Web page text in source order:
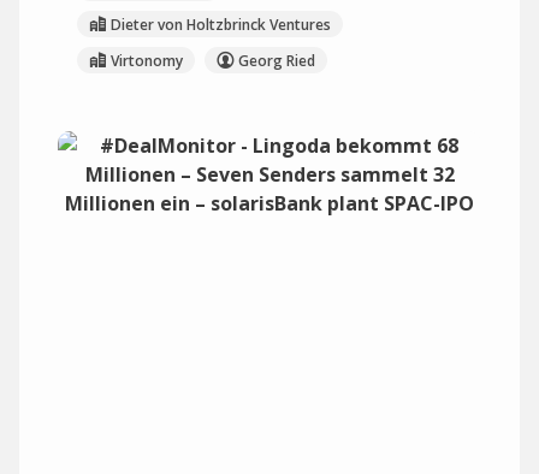
Dieter von Holtzbrinck Ventures
Virtonomy
Georg Ried